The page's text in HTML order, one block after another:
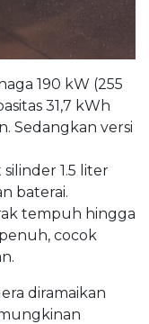
190 kW (255
31,7 kWh
Sedangkan versi
1.5 liter
baterai.
tempuh hingga
cocok
diramaikan